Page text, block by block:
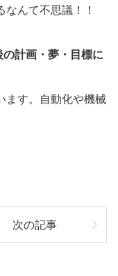
んて不思議！！
計画・夢・目標に
ます。自動化や機械
次の記事